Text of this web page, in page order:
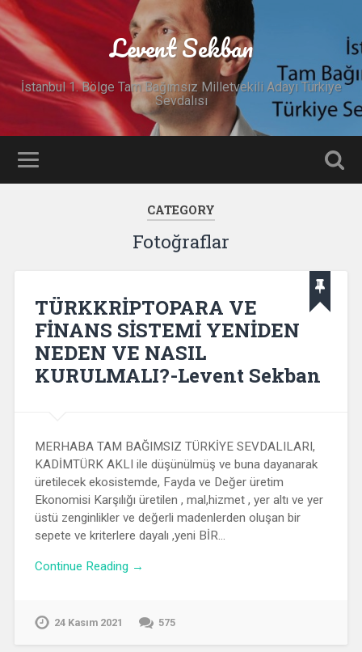
Levent Sekban
İstanbul 1. Bölge Tam Bağımsız Milletvekili Adayı Türkiye
Sevdalısı
CATEGORY
Fotoğraflar
TÜRKKRİPTOPARA VE
FİNANS SİSTEMİ YENİDEN
NEDEN VE NASIL
KURULMALI?-Levent Sekban
MERHABA TAM BAĞIMSIZ TÜRKİYE SEVDALILARI,
KADİMTÜRK AKLI ile düşünülmüş ve buna dayanarak
üretilecek ekosistemde, Fayda ve Değer üretim
Ekonomisi Karşılığı üretilen , mal,hizmet , yer altı ve yer
üstü zenginlikler ve değerli madenlerden oluşan bir
sepete ve kriterlere dayalı ,yeni BİR…
Continue Reading →
24 Kasım 2021 575